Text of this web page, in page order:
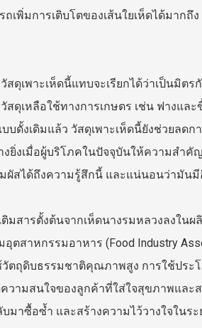
เพิ่มการเติบโตของเส้นใยเห็ดได้มากถึ
สดุเพาะเห็ดนี้แทบจะเรียกได้ว่าเป็นมิต
สดุเหลือใช้ทางการเกษตร เช่น ฟางแล
บดั้งเดิมแล้ว วัสดุเพาะเห็ดนี้ยังช่วยลด
งยิ่งเมื่อผู้บริโภคในปัจจุบันให้ความสำ
ผัสได้ถึงความรู้สึกนี้ และแน่นอนว่ามัน
ติมสารตั้งต้นจากเห็ดนางรมหลวงลงใ
อุตสาหกรรมอาหาร (Food Industry
ถุดิบธรรมชาติคุณภาพสูง การใช้ประโ
วามสนใจของลูกค้าที่ใส่ใจสุขภาพแล
มาซื้อซ้ำ และสร้างความไว้วางใจในระ